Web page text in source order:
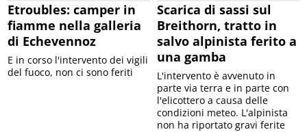
Etroubles: camper in
fiamme nella galleria
di Echevennoz
E in corso l'intervento dei vigili
del fuoco, non ci sono feriti
Scarica di sassi sul
Breithorn, tratto in
salvo alpinista ferito a
una gamba
L'intervento è avvenuto in
parte via terra e in parte con
l'elicottero a causa delle
condizioni meteo. L'alpinista
non ha riportato gravi ferite